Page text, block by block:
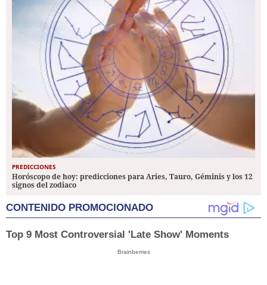
PREDICCIONES
Horóscopo de hoy: predicciones para Aries, Tauro, Géminis y los 12
signos del zodiaco
CONTENIDO PROMOCIONADO
Top 9 Most Controversial 'Late Show' Moments
Brainberries